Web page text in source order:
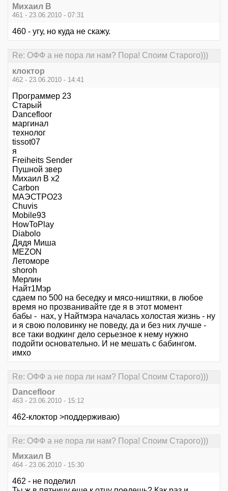
Михаил В
461 - 23.06.2010 - 07:31
460 - угу, но куда не скажу.
Re: ОФФ а не пора ли нам? Пора! Споим Старого)))
клоктор
462 - 23.06.2010 - 14:41
Программер 23
Старый
Dancefloor
маргинал
технолог
tissot07
я
Freiheits Sender
Пушной звер
Михаил В х2
Carbon
МАЭСТРО23
Chuvis
Mobile93
HowToPlay
Diabolo
Дядя Миша
MEZON
Летоморе
shoroh
Мерлин
Найт1Мэр
сдаем по 500 на беседку и мясо-ништяки, в любое
время но прозванивайте где я в этот момент
бабы - нах, у Найтмэра началась холостая жизнь - ну
и я свою половинку не поведу, да и без них лучше -
все таки водкинг дело серьезное к нему нужно
подойти основательно. И не мешать с бабингом.
имхо
Re: ОФФ а не пора ли нам? Пора! Споим Старого)))
Dancefloor
463 - 23.06.2010 - 15:12
462-клоктор >поддерживаю)
Re: ОФФ а не пора ли нам? Пора! Споим Старого)))
Михаил В
464 - 23.06.2010 - 15:30
462 - не поделил